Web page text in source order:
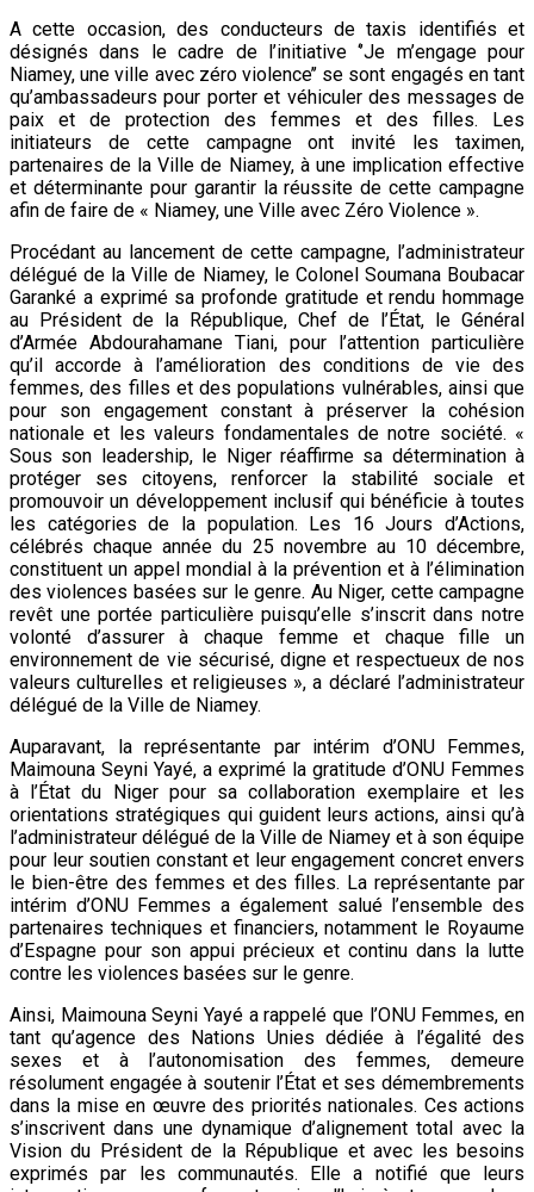
A cette occasion, des conducteurs de taxis identifiés et
désignés dans le cadre de l’initiative ‘’Je m’engage pour
Niamey, une ville avec zéro violence’’ se sont engagés en tant
qu’ambassadeurs pour porter et véhiculer des messages de
paix et de protection des femmes et des filles. Les
initiateurs de cette campagne ont invité les taximen,
partenaires de la Ville de Niamey, à une implication effective
et déterminante pour garantir la réussite de cette campagne
afin de faire de « Niamey, une Ville avec Zéro Violence ».
Procédant au lancement de cette campagne, l’administrateur
délégué de la Ville de Niamey, le Colonel Soumana Boubacar
Garanké a exprimé sa profonde gratitude et rendu hommage
au Président de la République, Chef de l’État, le Général
d’Armée Abdourahamane Tiani, pour l’attention particulière
qu’il accorde à l’amélioration des conditions de vie des
femmes, des filles et des populations vulnérables, ainsi que
pour son engagement constant à préserver la cohésion
nationale et les valeurs fondamentales de notre société. «
Sous son leadership, le Niger réaffirme sa détermination à
protéger ses citoyens, renforcer la stabilité sociale et
promouvoir un développement inclusif qui bénéficie à toutes
les catégories de la population. Les 16 Jours d’Actions,
célébrés chaque année du 25 novembre au 10 décembre,
constituent un appel mondial à la prévention et à l’élimination
des violences basées sur le genre. Au Niger, cette campagne
revêt une portée particulière puisqu’elle s’inscrit dans notre
volonté d’assurer à chaque femme et chaque fille un
environnement de vie sécurisé, digne et respectueux de nos
valeurs culturelles et religieuses », a déclaré l’administrateur
délégué de la Ville de Niamey.
Auparavant, la représentante par intérim d’ONU Femmes,
Maimouna Seyni Yayé, a exprimé la gratitude d’ONU Femmes
à l’État du Niger pour sa collaboration exemplaire et les
orientations stratégiques qui guident leurs actions, ainsi qu’à
l’administrateur délégué de la Ville de Niamey et à son équipe
pour leur soutien constant et leur engagement concret envers
le bien-être des femmes et des filles. La représentante par
intérim d’ONU Femmes a également salué l’ensemble des
partenaires techniques et financiers, notamment le Royaume
d’Espagne pour son appui précieux et continu dans la lutte
contre les violences basées sur le genre.
Ainsi, Maimouna Seyni Yayé a rappelé que l’ONU Femmes, en
tant qu’agence des Nations Unies dédiée à l’égalité des
sexes et à l’autonomisation des femmes, demeure
résolument engagée à soutenir l’État et ses démembrements
dans la mise en œuvre des priorités nationales. Ces actions
s’inscrivent dans une dynamique d’alignement total avec la
Vision du Président de la République et avec les besoins
exprimés par les communautés. Elle a notifié que leurs